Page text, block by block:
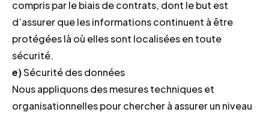
compris par le biais de contrats, dont le but est
d’assurer que les informations continuent à être
protégées là où elles sont localisées en toute
sécurité.
e)Sécurité des données
Nous appliquons des mesures techniques et
organisationnelles pour chercher à assurer un niveau